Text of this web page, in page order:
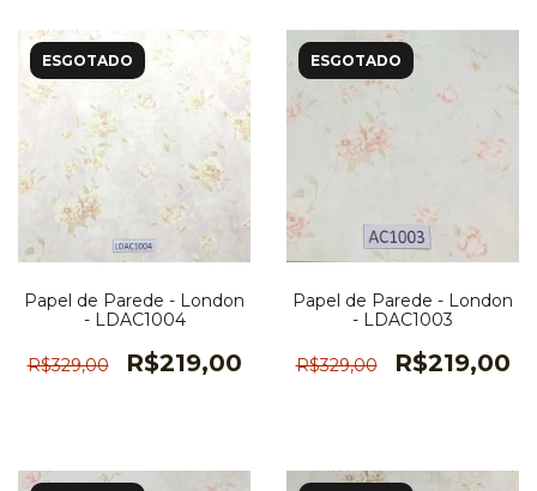
ESGOTADO
Papel de Parede - London
- LDAC1004
R$329,00 R$219,00
ESGOTADO
Papel de Parede - London
- LDAC1003
R$329,00 R$219,00